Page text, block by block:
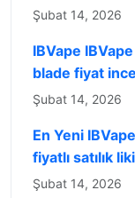
Şubat 14, 2026
IBVape
blade fiyat
Şubat 14, 2026
En Yeni
fiyatlı satılık
Şubat 14, 2026